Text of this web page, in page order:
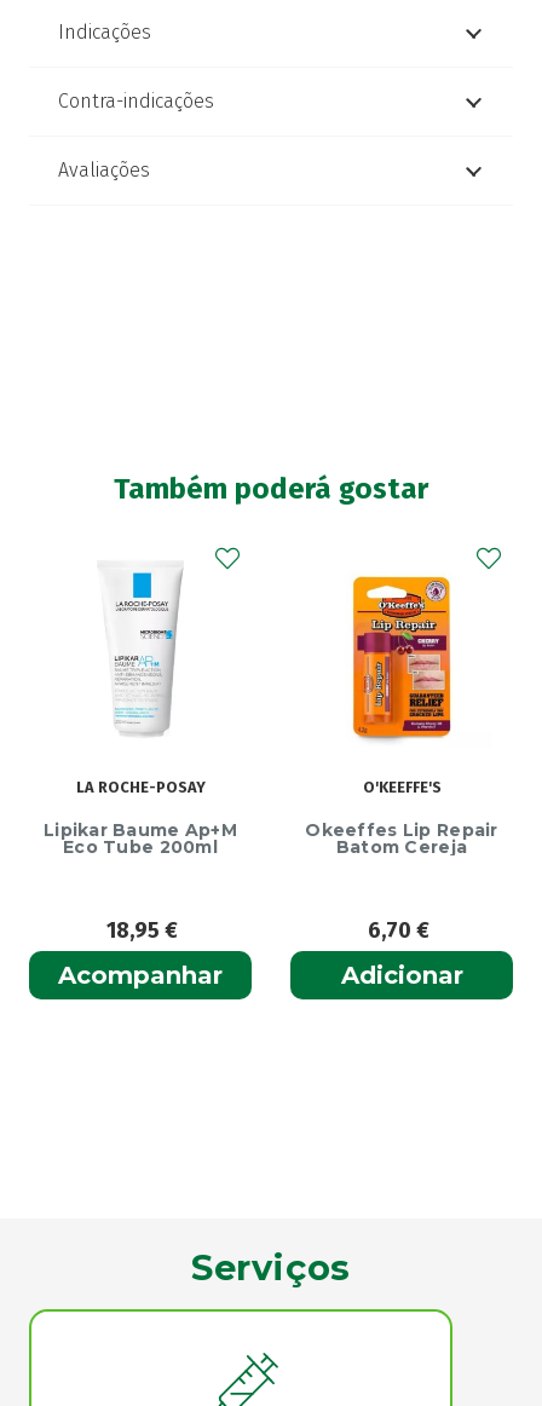
Indicações
Contra-indicações
Avaliações
Também poderá gostar
LA ROCHE-POSAY
Lipikar Baume Ap+M
Eco Tube 200ml
18,95€
Acompanhar
O'KEEFFE'S
Okeeffes Lip Repair
Batom Cereja
6,70€
Adicionar
Serviços